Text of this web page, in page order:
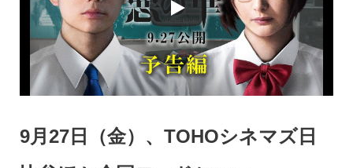
9月27日（金）、TOHOシネマズ日